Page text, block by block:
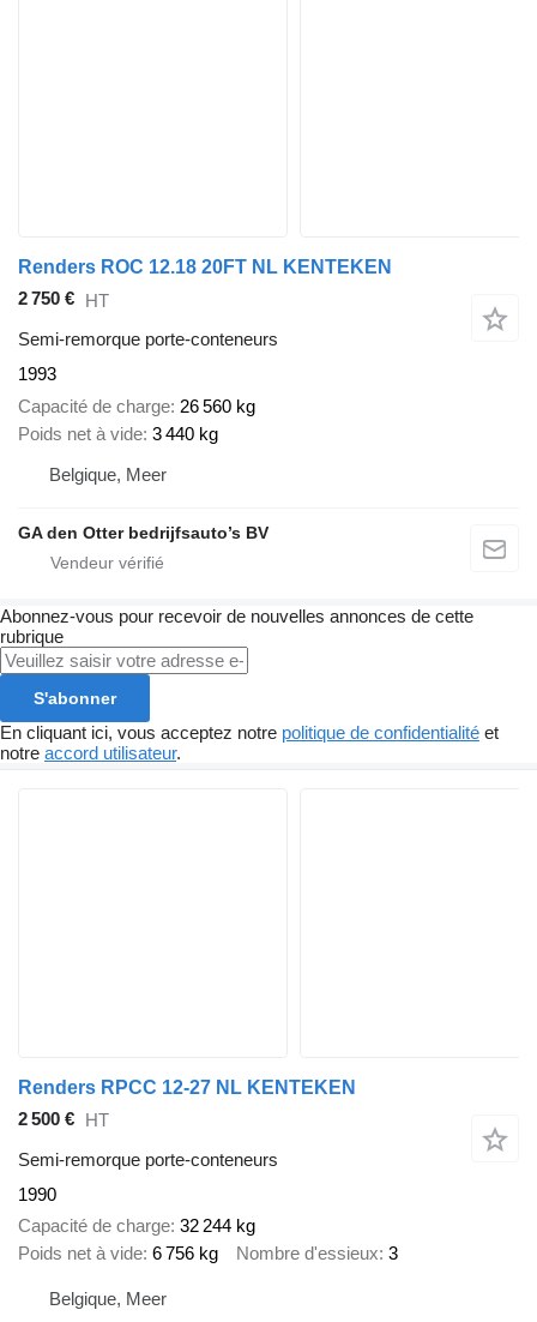
Renders ROC 12.18 20FT NL KENTEKEN
2 750 € HT
Semi-remorque porte-conteneurs
1993
Capacité de charge 26 560 kg
Poids net à vide 3 440 kg
Belgique, Meer
GA den Otter bedrijfsauto’s BV
Abonnez-vous pour recevoir de nouvelles annonces de cette
rubrique
S'abonner
En cliquant ici, vous acceptez notre politique de confidentialité et
notre accord utilisateur.
Renders RPCC 12-27 NL KENTEKEN
2 500 € HT
Semi-remorque porte-conteneurs
1990
Capacité de charge 32 244 kg
Poids net à vide 6 756 kg Nombre d'essieux 3
Belgique, Meer